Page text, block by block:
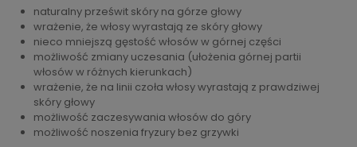
naturalny prześwit skóry na górze głowy
wrażenie, że włosy wyrastają ze skóry głowy
nieco mniejszą gęstość włosów w górnej części
możliwość zmiany uczesania (ułożenia górnej partii
włosów w różnych kierunkach)
wrażenie, że na linii czoła włosy wyrastają z prawdziwej
skóry głowy
możliwość zaczesywania włosów do góry
możliwość noszenia fryzury bez grzywki